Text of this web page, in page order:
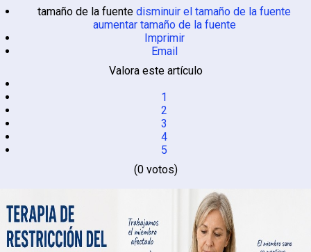
tamaño de la fuente disminuir el tamaño de la fuente
aumentar tamaño de la fuente
Imprimir
Email
Valora este artículo
1
2
3
4
5
(0 votos)